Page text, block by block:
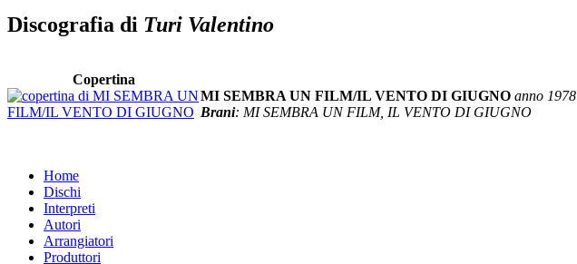
Discografia di Turi Valentino
Copertina
MI SEMBRA UN FILM/IL VENTO DI GIUGNO anno 1978
Brani: MI SEMBRA UN FILM, IL VENTO DI GIUGNO
Home
Dischi
Interpreti
Autori
Arrangiatori
Produttori